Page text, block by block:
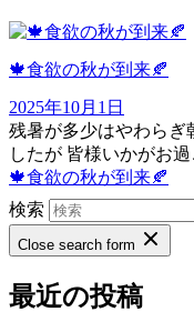
🍁食欲の秋が到来🍂
2025年10月1日
残暑が多少はやわらぎ
したが 皆様いかがお
🍁食欲の秋が到来🍂
検索
Close search form
最近の投稿